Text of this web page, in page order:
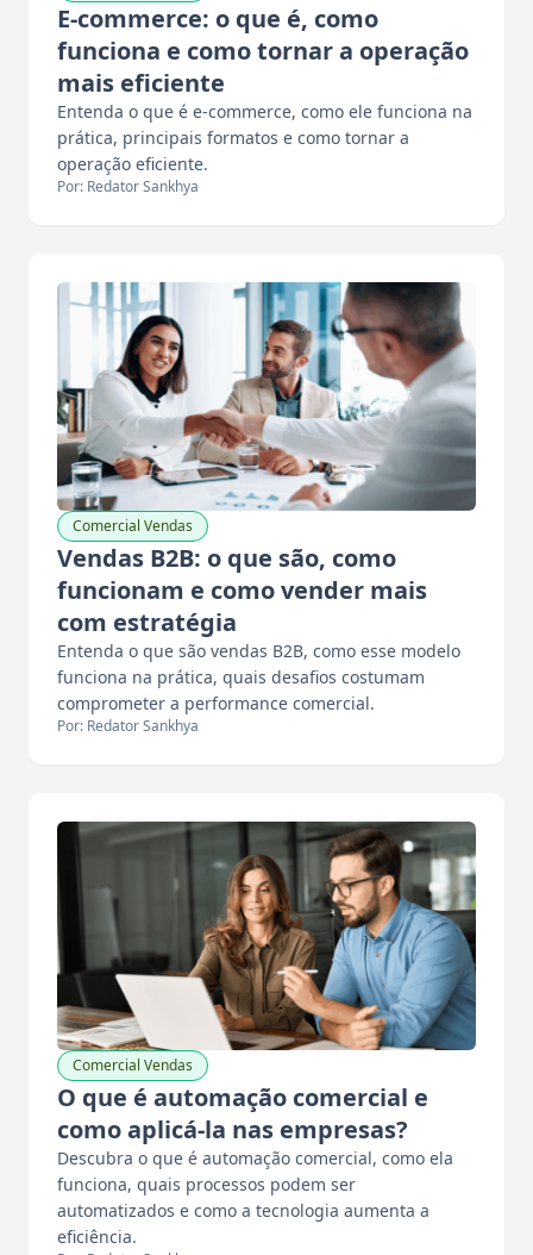
E-commerce: o que é, como
funciona e como tornar a operação
mais eficiente
Entenda o que é e-commerce, como ele funciona na
prática, principais formatos e como tornar a
operação eficiente.
Por: Redator Sankhya
Comercial Vendas
Vendas B2B: o que são, como
funcionam e como vender mais
com estratégia
Entenda o que são vendas B2B, como esse modelo
funciona na prática, quais desafios costumam
comprometer a performance comercial.
Por: Redator Sankhya
Comercial Vendas
O que é automação comercial e
como aplicá-la nas empresas?
Descubra o que é automação comercial, como ela
funciona, quais processos podem ser
automatizados e como a tecnologia aumenta a
eficiência.